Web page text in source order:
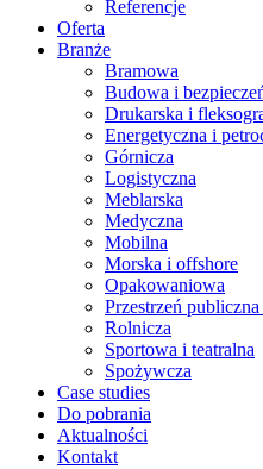
Referencje
Oferta
Branże
Bramowa
Budowa i
Drukarska i
Energetyczna i
Górnicza
Logistyczna
Meblarska
Medyczna
Mobilna
Morska i offshore
Opakowaniowa
Przestrzeń
Rolnicza
Sportowa i teatralna
Spożywcza
Case studies
Do pobrania
Aktualności
Kontakt